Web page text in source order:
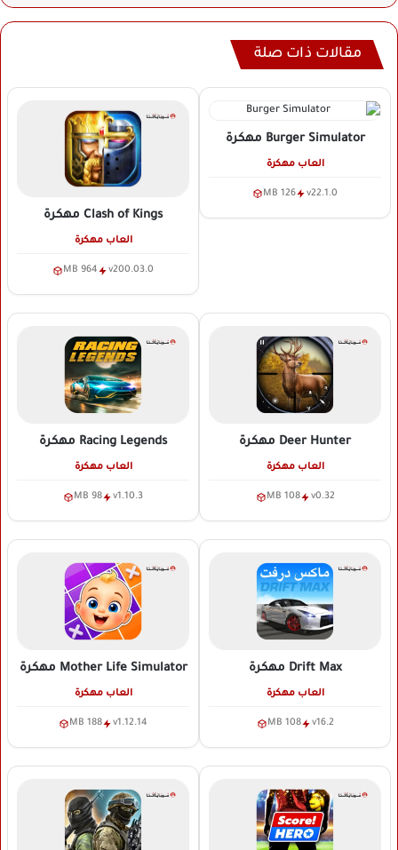
مقالات ذات صلة
Burger Simulator مهكرة
العاب مهكرة
v22.1.0
126 MB
Clash of Kings مهكرة
العاب مهكرة
v200.03.0
964 MB
Deer Hunter مهكرة
العاب مهكرة
v0.32
108 MB
Racing Legends مهكرة
العاب مهكرة
v1.10.3
98 MB
Drift Max مهكرة
العاب مهكرة
v16.2
108 MB
Mother Life Simulator مهكرة
العاب مهكرة
v1.12.14
188 MB